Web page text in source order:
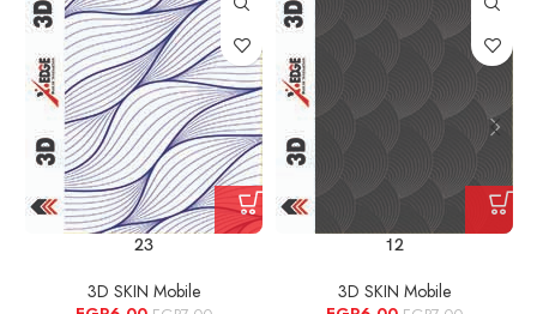
12
3D SKIN Mobile
23
3D SKIN Mobile